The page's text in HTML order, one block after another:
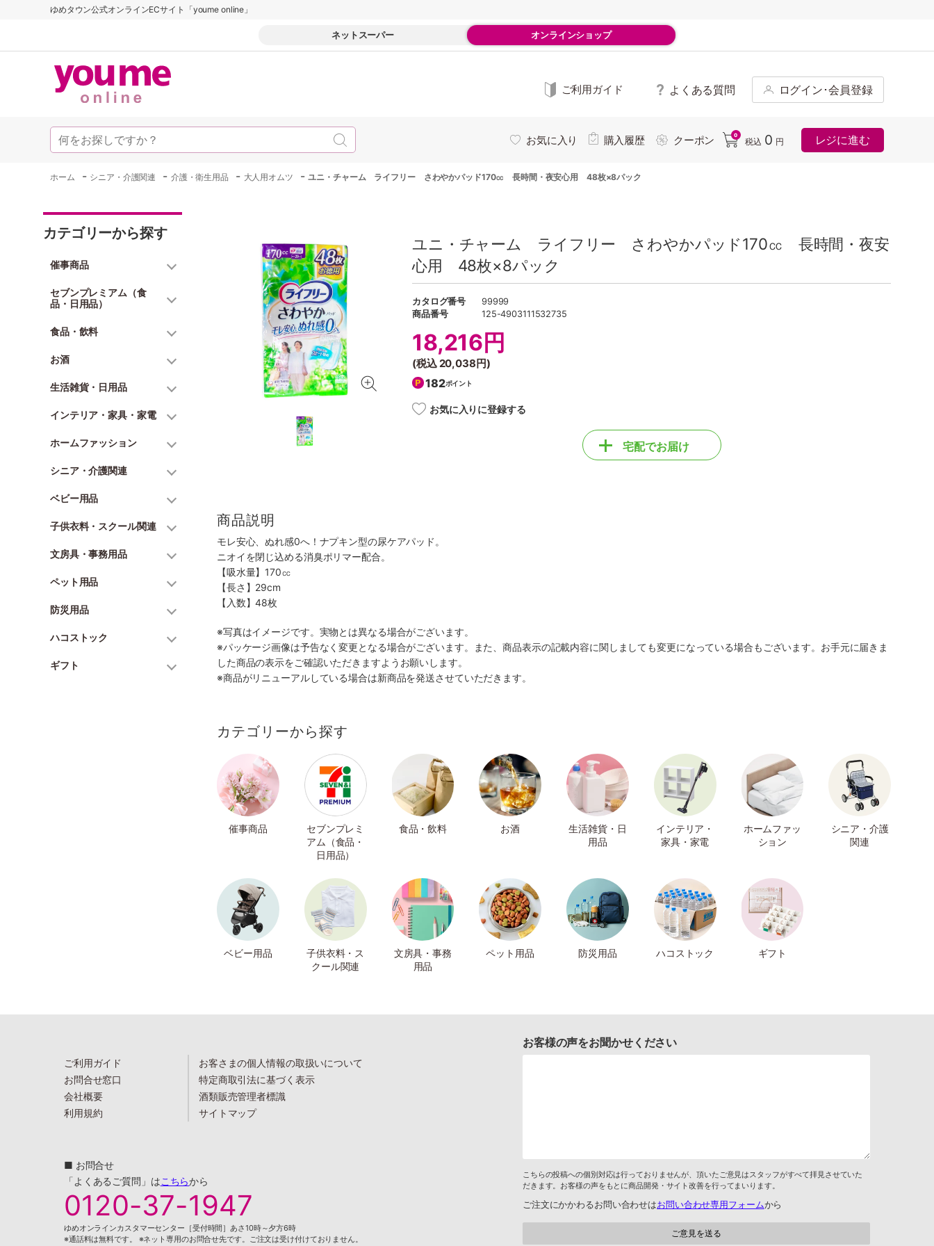
ゆめタウン公式オンラインECサイト「youme online」
ネットスーパー オンラインショップ
ご利用ガイド よくある質問 ログイン･会員登録
お気に入り 購入履歴 クーポン 0
税込 0 円 レジに進む
ホーム - シニア・介護関連 - 介護・衛生用品 - 大人用オムツ -ユニ・チャーム ライフリー さわやかパッド170㏄ 長時間・夜安心用 48枚×8パック
カテゴリーから探す
催事商品
セブンプレミアム（食
品・日用品）
食品・飲料
お酒
生活雑貨・日用品
インテリア・家具・家電
ホームファッション
シニア・介護関連
ベビー用品
子供衣料・スクール関連
文房具・事務用品
ペット用品
防災用品
ハコストック
ギフト
ユニ・チャーム ライフリー さわやかパッド170㏄ 長時間・夜安
心用 48枚×8パック
カタログ番号
99999
商品番号
125-4903111532735
18,216円
(税込20,038円)
182ポイント
お気に入りに登録する
宅配でお届け
商品説明
モレ安心、ぬれ感0へ！ナプキン型の尿ケアパッド。
ニオイを閉じ込める消臭ポリマー配合。
【吸水量】170㏄
【長さ】29cm
【入数】48枚
※写真はイメージです。実物とは異なる場合がございます。
※パッケージ画像は予告なく変更となる場合がございます。また、商品表示の記載内容に関しましても変更になっている場合もございます。お手元に届きま
した商品の表示をご確認いただきますようお願いします。
※商品がリニューアルしている場合は新商品を発送させていただきます。
カテゴリーから探す
催事商品
セブンプレミ
アム（食品・
日用品）
食品・飲料 お酒
生活雑貨・日
用品
インテリア・
家具・家電
ホームファッ
ション
シニア・介護
関連
ベビー用品
子供衣料・ス
クール関連
文房具・事務
用品
ペット用品 防災用品 ハコストック ギフト
ご利用ガイド
お問合せ窓口
会社概要
利用規約
お客さまの個人情報の取扱いについて
特定商取引法に基づく表示
酒類販売管理者標識
サイトマップ
■ お問合せ
「よくあるご質問」はこちらから
0120-37-1947
ゆめオンラインカスタマーセンター［受付時間］あさ10時～夕方6時
※通話料は無料です。 ※ネット専用のお問合せ先です。ご注文は受け付けておりません。
お客様の声をお聞かせください
こちらの投稿への個別対応は行っておりませんが、頂いたご意見はスタッフがすべて拝見させていた
だきます。お客様の声をもとに商品開発・サイト改善を行ってまいります。
ご注文にかかわるお問い合わせはお問い合わせ専用フォームから